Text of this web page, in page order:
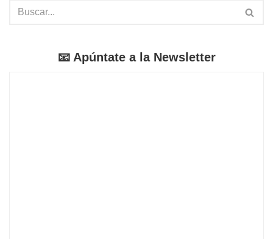
📧 Apúntate a la Newsletter